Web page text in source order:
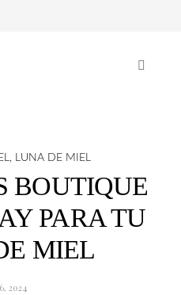
, LUNA DE MIEL
BOUTIQUE
PARA TU
MIEL
2024